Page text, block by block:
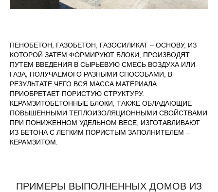
ПЕНОБЕТОН, ГАЗОБЕТОН, ГАЗОСИЛИКАТ – ОСНОВУ, ИЗ
КОТОРОЙ ЗАТЕМ ФОРМИРУЮТ БЛОКИ, ПРОИЗВОДЯТ
ПУТЕМ ВВЕДЕНИЯ В СЫРЬЕВУЮ СМЕСЬ ВОЗДУХА ИЛИ
ГАЗА, ПОЛУЧАЕМОГО РАЗНЫМИ СПОСОБАМИ, В
РЕЗУЛЬТАТЕ ЧЕГО ВСЯ МАССА МАТЕРИАЛА
ПРИОБРЕТАЕТ ПОРИСТУЮ СТРУКТУРУ.
КЕРАМЗИТОБЕТОННЫЕ БЛОКИ, ТАКЖЕ ОБЛАДАЮЩИЕ
ПОВЫШЕННЫМИ ТЕПЛОИЗОЛЯЦИОННЫМИ СВОЙСТВАМИ
ПРИ ПОНИЖЕННОМ УДЕЛЬНОМ ВЕСЕ, ИЗГОТАВЛИВАЮТ
ИЗ БЕТОНА С ЛЕГКИМ ПОРИСТЫМ ЗАПОЛНИТЕЛЕМ –
КЕРАМЗИТОМ.
ПРИМЕРЫ ВЫПОЛНЕННЫХ ДОМОВ ИЗ